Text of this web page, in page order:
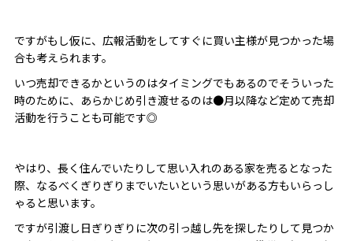
ですがもし仮に、広報活動をしてすぐに買い主様が見つかった場
合も考えられます。
いつ売却できるかというのはタイミングでもあるのでそういった
時のために、あらかじめ引き渡せるのは●月以降など定めて売却
活動を行うことも可能です◎
やはり、長く住んでいたりして思い入れのある家を売るとなった
際、なるべくぎりぎりまでいたいという思いがある方もいらっし
ゃると思います。
ですが引渡し日ぎりぎりに次の引っ越し先を探したりして見つか